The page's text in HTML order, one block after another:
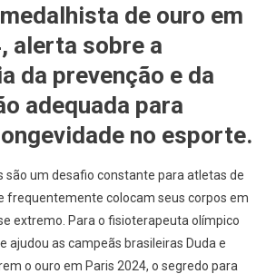
de ouro em
alerta sobre a
da prevenção e da
adequada para
no esporte.
são um desafio constante para atletas de
frequentemente colocam seus corpos em
extremo. Para o fisioterapeuta olímpico
ajudou as campeãs brasileiras Duda e
o ouro em Paris 2024, o segredo para